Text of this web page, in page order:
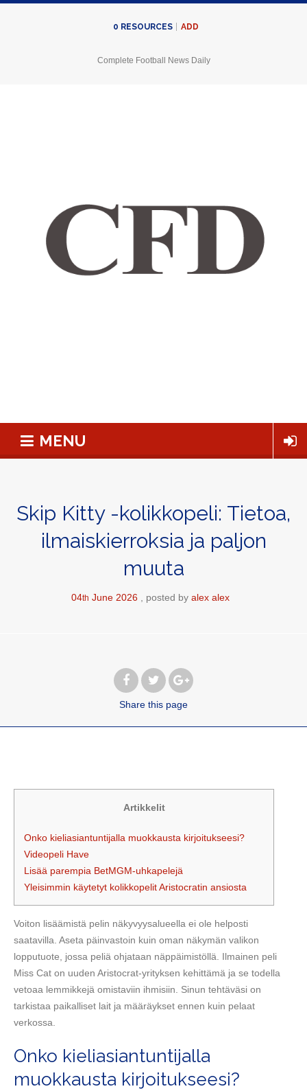
0 RESOURCES ADD
Complete Football News Daily
MENU
Skip Kitty -kolikkopeli: Tietoa,
ilmaiskierroksia ja paljon
muuta
04th June 2026 posted by alex alex
Share this page
Artikkelit
Onko kieliasiantuntijalla muokkausta kirjoitukseesi?
Videopeli Have
Lisää parempia BetMGM-uhkapelejä
Yleisimmin käytetyt kolikkopelit Aristocratin ansiosta
Voiton lisäämistä pelin näkyvyysalueella ei ole helposti
saatavilla. Aseta päinvastoin kuin oman näkymän valikon
lopputuote, jossa peliä ohjataan näppäimistöllä. Ilmainen peli
Miss Cat on uuden Aristocrat-yrityksen kehittämä ja se todella
vetoaa lemmikkejä omistaviin ihmisiin. Sinun tehtäväsi on
tarkistaa paikalliset lait ja määräykset ennen kuin pelaat
verkossa.
Onko kieliasiantuntijalla
muokkausta kirjoitukseesi?